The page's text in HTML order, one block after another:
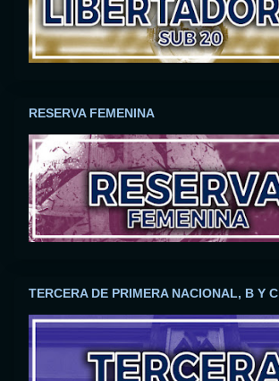
RESERVA FEMENINA
TERCERA DE PRIMERA NACIONAL, B Y C